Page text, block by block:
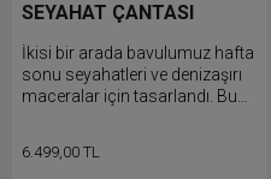
SEYAHAT ÇANTASI
İkisi bir arada bavulumuz hafta
sonu seyahatleri ve denizaşırı
maceralar için tasarlandı. Bu
çantası olarak taşınabilir veya
6.499,00 TL